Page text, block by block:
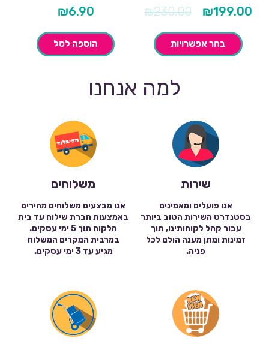
₪230.00
המחיר
המקורי
₪230.00.
₪199.00
בחר אפשרויות
₪6.90
הוספה לסל
למה אנחנו
שירות
אנו פועלים ומאמינים
בסטנדרט השירות הטוב ביותר
עבור קהל לקוחותינו, תוך
זמינות ומתן מענה הולם לכל
פניה.
משלוחים
אנו מבצעים משלוחים מהירים
באמצעות חברת שילוח עד בית
הלקוח תוך 5 ימי עסקים.
במרבית המקרים המשלוח
מגיע עד 3 ימי עסקים.